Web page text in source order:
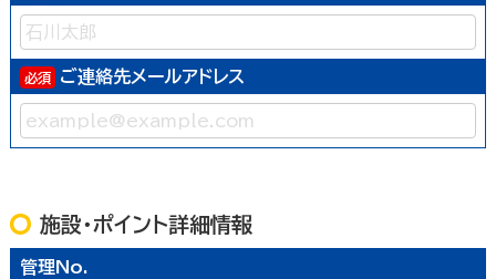
ご連絡先メールアドレス
施設・ポイント詳細情報
管理No.